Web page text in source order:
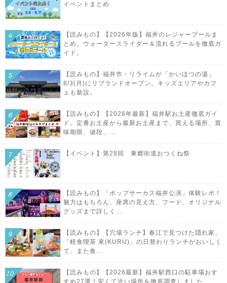
イベントまとめ
【読みもの】【2026年版】福井のレジャープールま
とめ。ウォータースライダー＆流れるプールを徹底ガ
イド。
【読みもの】福井市・リライムが「かいほつの湯」
8/3(月)にリブランドオープン。キッズエリアやカフ
ェも新設。
【読みもの】【2026年最新】福井駅お土産徹底ガイ
ド。定番お土産から最新お土産まで、買える場所、賞
味期限、値段、...
【イベント】第28回 東郷街道おつくね祭
【読みもの】「ポップサーカス福井公演」体験レポ！
魅力はもちろん、座席の見え方、フード、オリジナル
グッズまで詳しく...
【読みもの】【穴場ランチ】春江で見つけた隠れ家。
「軽食喫茶 來(KURU)」の日替わりランチがおいしく
て、また食...
【読みもの】【2026最新】福井駅西口の駐車場おす
すめ27選！安くて近い場所を徹底調査しました。